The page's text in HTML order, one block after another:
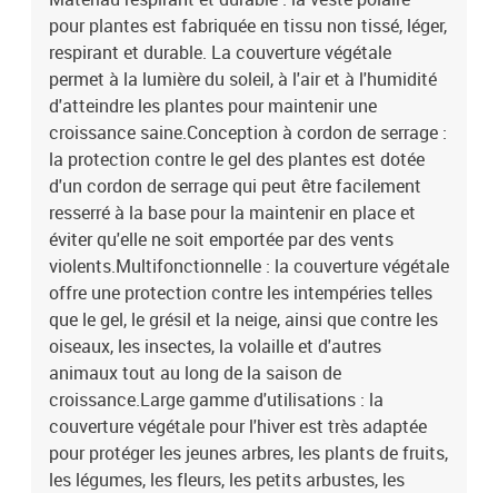
pour plantes est fabriquée en tissu non tissé, léger,
respirant et durable. La couverture végétale
permet à la lumière du soleil, à l'air et à l'humidité
d'atteindre les plantes pour maintenir une
croissance saine.Conception à cordon de serrage :
la protection contre le gel des plantes est dotée
d'un cordon de serrage qui peut être facilement
resserré à la base pour la maintenir en place et
éviter qu'elle ne soit emportée par des vents
violents.Multifonctionnelle : la couverture végétale
offre une protection contre les intempéries telles
que le gel, le grésil et la neige, ainsi que contre les
oiseaux, les insectes, la volaille et d'autres
animaux tout au long de la saison de
croissance.Large gamme d'utilisations : la
couverture végétale pour l'hiver est très adaptée
pour protéger les jeunes arbres, les plants de fruits,
les légumes, les fleurs, les petits arbustes, les